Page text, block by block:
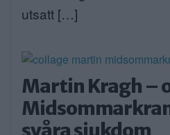
utsatt […]
Martin Kragh –
svåra sjukdom